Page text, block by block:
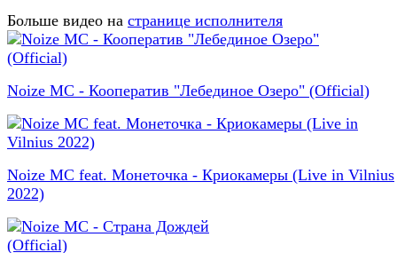
Больше видео на странице исполнителя
Noize MC - Кооператив "Лебединое Озеро" (Official)
Noize MC feat. Монеточка - Криокамеры (Live in Vilnius
2022)